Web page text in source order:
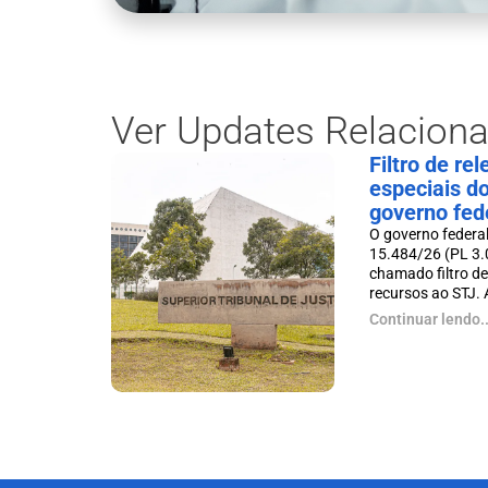
Ver Updates
Filtro de
especiais
governo
O governo
15.484/26 (PL
chamado filtro
recursos ao STJ.
Continuar